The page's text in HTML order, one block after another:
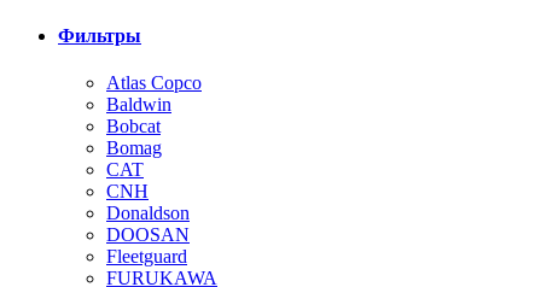
Фильтры
Atlas Copco
Baldwin
Bobcat
Bomag
CAT
CNH
Donaldson
DOOSAN
Fleetguard
FURUKAWA